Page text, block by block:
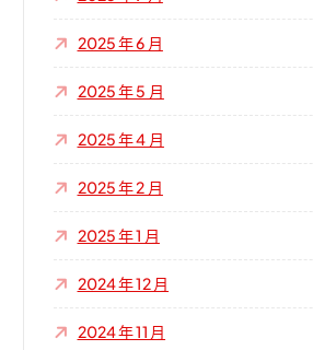
2025 年 6 月
2025 年 5 月
2025 年 4 月
2025 年 2 月
2025 年 1 月
2024 年 12 月
2024 年 11 月